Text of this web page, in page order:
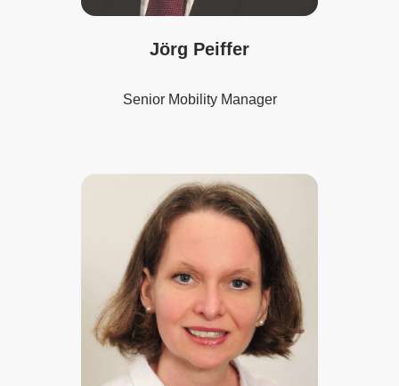
Jörg Peiffer
Senior Mobility Manager